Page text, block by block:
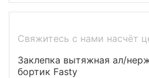
Свяжитесь с нами насчёт
Заклепка вытяжная ал/
бортик Fasty